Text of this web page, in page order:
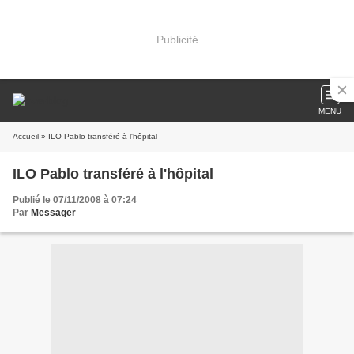
Publicité
MENU
Accueil » ILO Pablo transféré à l'hôpital
ILO Pablo transféré à l'hôpital
Publié le 07/11/2008 à 07:24
Par Messager